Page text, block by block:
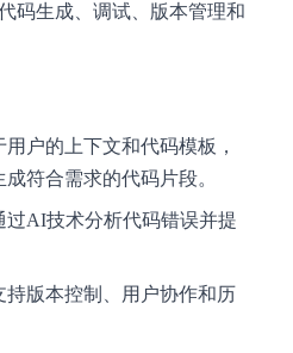
码生成、调试、版本管理和
用户的上下文和代码模板，
符合需求的代码片段。
过AI技术分析代码错误并提
持版本控制、用户协作和历